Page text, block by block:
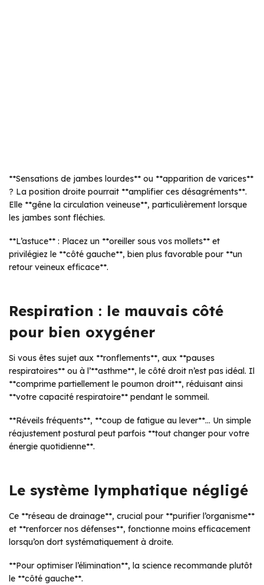
**Sensations de jambes lourdes** ou **apparition de varices**
? La position droite pourrait **amplifier ces désagréments**.
Elle **gêne la circulation veineuse**, particulièrement lorsque
les jambes sont fléchies.
**L’astuce** : Placez un **oreiller sous vos mollets** et
privilégiez le **côté gauche**, bien plus favorable pour **un
retour veineux efficace**.
Respiration : le mauvais côté
pour bien oxygéner
Si vous êtes sujet aux **ronflements**, aux **pauses
respiratoires** ou à l’**asthme**, le côté droit n’est pas idéal. Il
**comprime partiellement le poumon droit**, réduisant ainsi
**votre capacité respiratoire** pendant le sommeil.
**Réveils fréquents**, **coup de fatigue au lever**… Un simple
réajustement postural peut parfois **tout changer pour votre
énergie quotidienne**.
Le système lymphatique négligé
Ce **réseau de drainage**, crucial pour **purifier l’organisme**
et **renforcer nos défenses**, fonctionne moins efficacement
lorsqu’on dort systématiquement à droite.
**Pour optimiser l’élimination**, la science recommande plutôt
le **côté gauche**.